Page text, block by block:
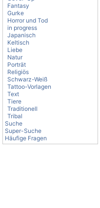
Fantasy
Gurke
Horror und Tod
in progress
Japanisch
Keltisch
Liebe
Natur
Porträt
Religiös
Schwarz-Weiß
Tattoo-Vorlagen
Text
Tiere
Traditionell
Tribal
Suche
Super-Suche
Häufige Fragen